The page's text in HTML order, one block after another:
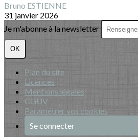
Bruno ESTIENNE
31 janvier 2026
Je m'abonne à la newsletter
OK
Plan du site
Licences
Mentions légales
CGUV
Paramétrer vos cookies
Se connecter